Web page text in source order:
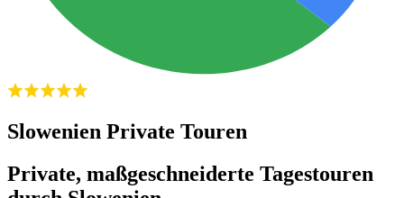
Slowenien Private Touren
Private, maßgeschneiderte Tagestouren